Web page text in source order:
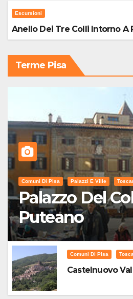
Escursioni
Anello Dei Tre Colli Intorno A
Terme Pisa
Comuni Di Pisa Palazzi E Ville
Palazzo Del
Puteano
Comuni Di Pisa
Castelnuovo